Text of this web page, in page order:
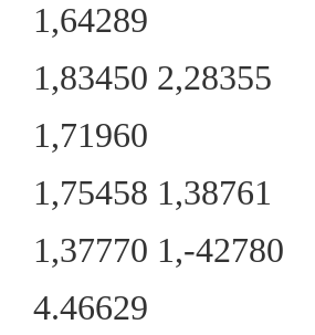
1,64289
1,83450 2,28355
1,71960
1,75458 1,38761
1,37770 1,-42780
4.46629